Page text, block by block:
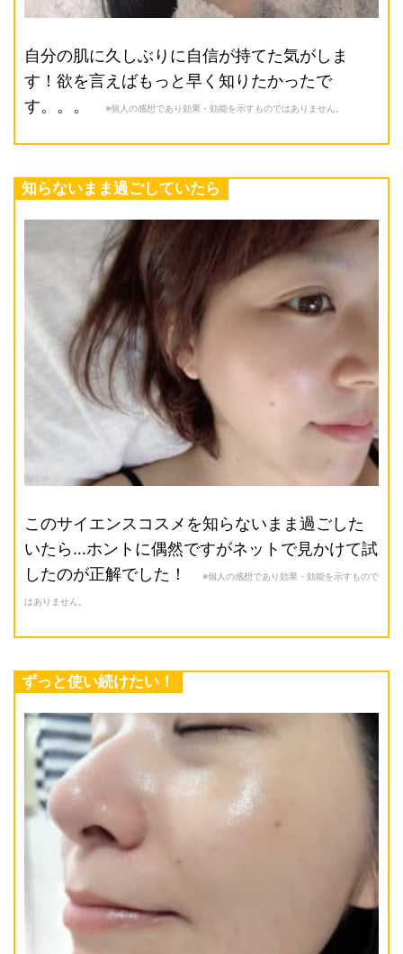
自分の肌に久しぶりに自信が持てた気がしま
す！欲を言えばもっと早く知りたかったで
す。。。
※個人の感想であり効果・効能を示すものではありません。
知らないまま過ごしていたら
このサイエンスコスメを知らないまま過ごした
いたら…ホントに偶然ですがネットで見かけて試
したのが正解でした！
※個人の感想であり効果・効能を示すもので
はありません。
ずっと使い続けたい！